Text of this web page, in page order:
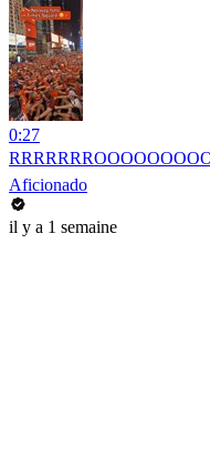
0:27
Aficionado
il y a 1 semaine